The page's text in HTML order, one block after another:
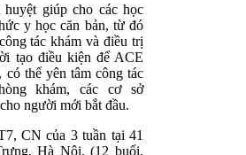
giúp cho các học
y học căn bản, từ đó
tác khám và điều trị
tạo điều kiện để ACE
thể yên tâm công tác
khám, các cơ sở
người mới bắt đầu.
CN của 3 tuần tại 41
Hà Nội. (12 buổi,